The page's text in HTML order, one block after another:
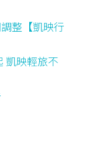
整【凱映行
凱映輕旅不